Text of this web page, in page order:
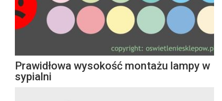
Prawidłowa wysokość montażu lampy w
sypialni